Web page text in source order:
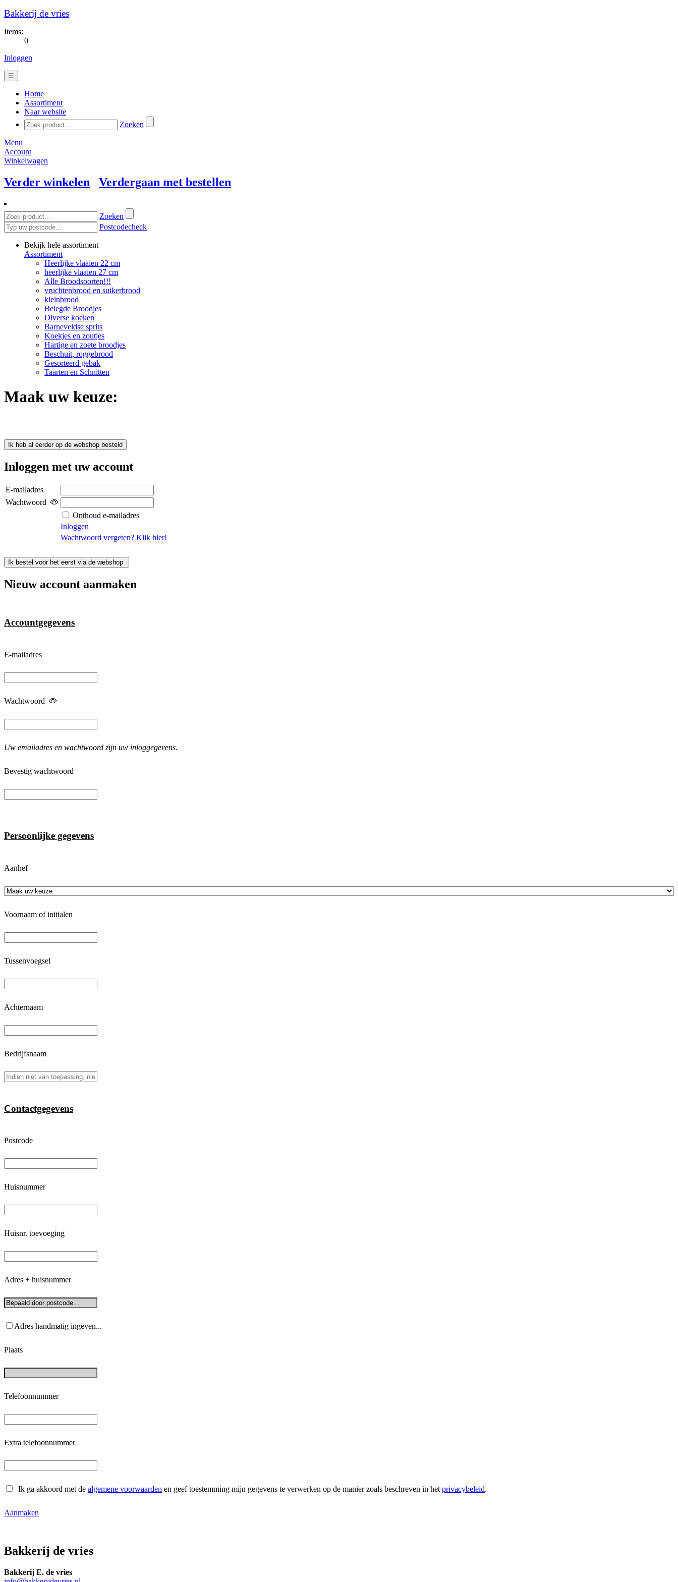
Bakkerij de vries
Items:
0
Inloggen
☰
Home
Assortiment
Naar website
Zoeken
Menu
Account
Winkelwagen
Verder winkelen Verdergaan met bestellen
Zoeken
Postcodecheck
Bekijk hele assortiment
Assortiment
Heerlijke vlaaien 22 cm
heerlijke vlaaien 27 cm
Alle Broodsoorten!!!
vruchtenbrood en suikerbrood
kleinbrood
Belegde Broodjes
Diverse koeken
Barneveldse sprits
Koekjes en zoutjes
Hartige en zoete broodjes
Beschuit, roggebrood
Gesorteerd gebak
Taarten en Schnitten
Maak uw keuze:
Ik heb al eerder op de webshop besteld
Inloggen met uw account
E-mailadres
Wachtwoord
Onthoud e-mailadres
Inloggen
Wachtwoord vergeten? Klik hier!
Ik bestel voor het eerst via de webshop
Nieuw account aanmaken
Accountgegevens
E-mailadres
Wachtwoord
Uw emailadres en wachtwoord zijn uw inloggegevens.
Bevestig wachtwoord
Persoonlijke gegevens
Aanhef
Voornaam of initialen
Tussenvoegsel
Achternaam
Bedrijfsnaam
Contactgegevens
Postcode
Huisnummer
Huisnr. toevoeging
Adres + huisnummer
Adres handmatig ingeven...
Plaats
Telefoonnummer
Extra telefoonnummer
Ik ga akkoord met de algemene voorwaarden en geef toestemming mijn gegevens te verwerken op de manier zoals beschreven in hetprivacybeleid.
Aanmaken
Bakkerij de vries
Bakkerij E. de vries